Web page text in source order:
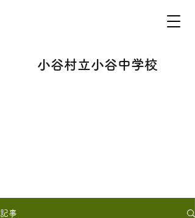
小谷村立小谷中学校
記事